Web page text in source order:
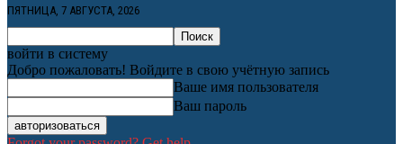
ПЯТНИЦА, 7 АВГУСТА, 2026
войти в систему
Добро пожаловать! Войдите в свою учётную запись
Ваше имя пользователя
Ваш пароль